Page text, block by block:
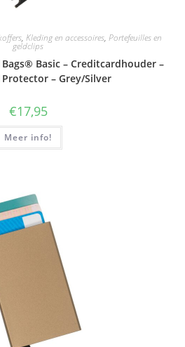
, Kleding en accessoires, Portefeuilles en
geldclips
Basic – Creditcardhouder –
Protector – Grey/Silver
€17,95
Meer info!